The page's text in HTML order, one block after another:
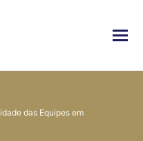
das Equipes em